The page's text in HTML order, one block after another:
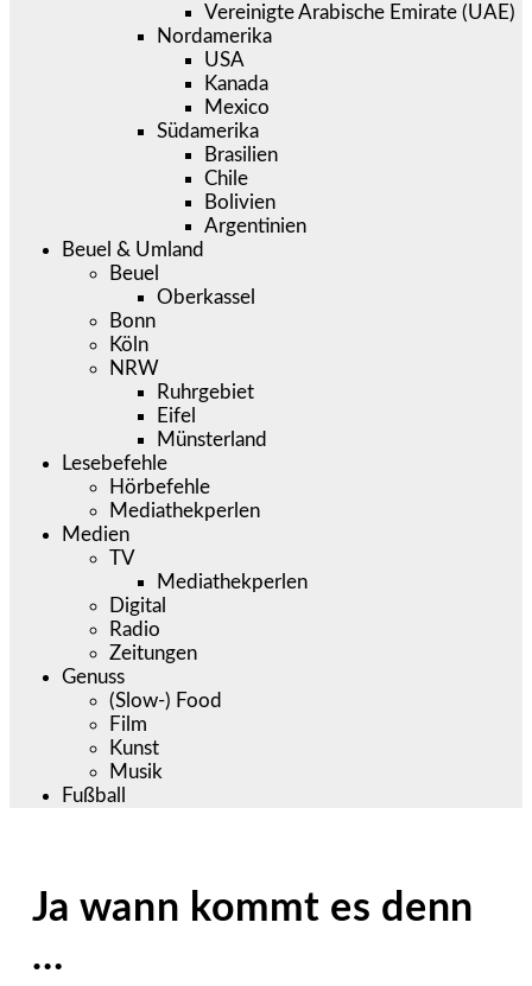
Vereinigte Arabische Emirate (UAE)
Nordamerika
USA
Kanada
Mexico
Südamerika
Brasilien
Chile
Bolivien
Argentinien
Beuel & Umland
Beuel
Oberkassel
Bonn
Köln
NRW
Ruhrgebiet
Eifel
Münsterland
Lesebefehle
Hörbefehle
Mediathekperlen
Medien
TV
Mediathekperlen
Digital
Radio
Zeitungen
Genuss
(Slow-) Food
Film
Kunst
Musik
Fußball
Ja wann kommt es denn
…